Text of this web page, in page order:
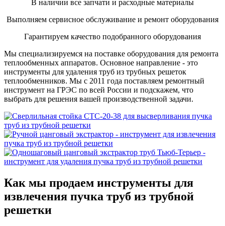
В наличии все запчати и расходные материалы
Выполняем сервисное обслуживание и ремонт оборудования
Гарантируем качество подобранного оборудования
Мы специализируемся на поставке оборудования для ремонта
теплообменных аппаратов. Основное направление - это
инструменты для удаления труб из трубных решеток
теплообменников. Мы с 2011 года поставляем ремонтный
инструмент на ГРЭС по всей России и подскажем, что
выбрать для решения вашей производственной задачи.
Как мы продаем инструменты для
извлечения пучка труб из трубной
решетки